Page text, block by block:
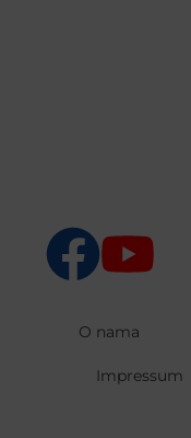
O nama
Impressum